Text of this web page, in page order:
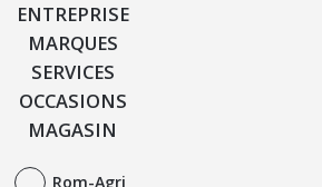
ENTREPRISE
MARQUES
SERVICES
OCCASIONS
MAGASIN
Rom-Agri